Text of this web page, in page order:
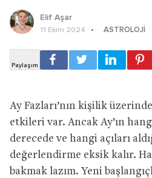
Elif Aşar
11 Ekim 2024 ASTROLOJI
Ay Fazları’nın kişilik
etkileri var. Ancak Ay’ın
derecede ve hangi açıları
değerlendirme eksik kalır.
bakmak lazım. Yeni